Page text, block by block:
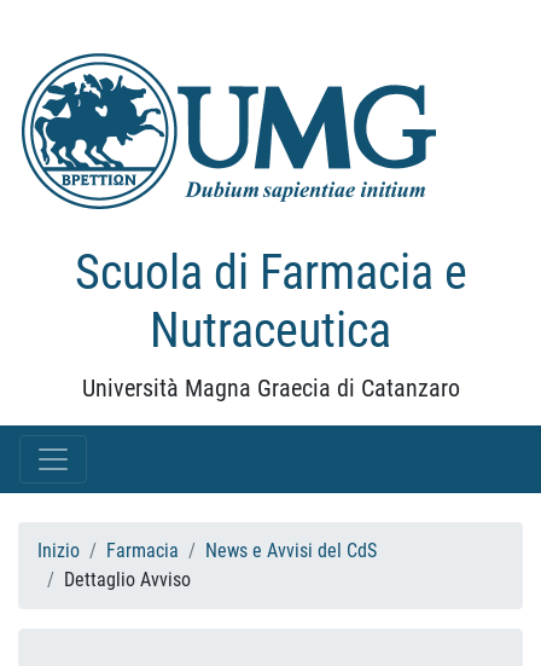
Scuola di Farmacia e
Nutraceutica
Università Magna Graecia di Catanzaro
Inizio Farmacia
News e Avvisi del CdS
Dettaglio Avviso